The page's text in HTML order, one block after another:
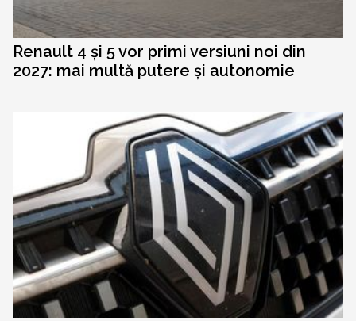
Renault 4 și 5 vor primi versiuni noi din
2027: mai multă putere și autonomie